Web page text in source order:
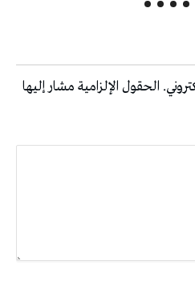
الحقول الإلزامية مشار إليها